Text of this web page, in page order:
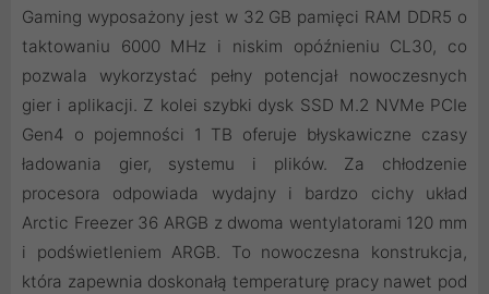
Gaming wyposażony jest w 32 GB pamięci RAM DDR5 o
taktowaniu 6000 MHz i niskim opóźnieniu CL30, co
pozwala wykorzystać pełny potencjał nowoczesnych
gier i aplikacji. Z kolei szybki dysk SSD M.2 NVMe PCIe
Gen4 o pojemności 1 TB oferuje błyskawiczne czasy
ładowania gier, systemu i plików. Za chłodzenie
procesora odpowiada wydajny i bardzo cichy układ
Arctic Freezer 36 ARGB z dwoma wentylatorami 120 mm
i podświetleniem ARGB. To nowoczesna konstrukcja,
która zapewnia doskonałą temperaturę pracy nawet pod